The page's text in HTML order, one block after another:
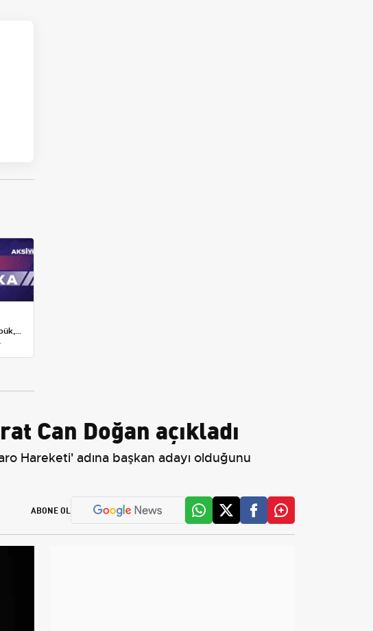
Can Doğan açıkladı
Hareketi' adına başkan adayı olduğunu
ABONE OL